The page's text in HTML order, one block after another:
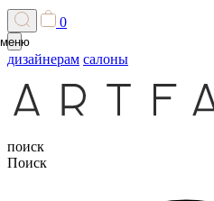
0
меню
дизайнерам салоны
поиск
Поиск